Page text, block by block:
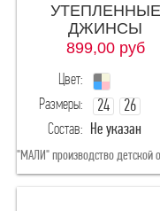
28(рост92)
Рост
62
92
УТЕПЛЕННЫЕ
ДЖИНСЫ
899,00руб
Цвет:
Размеры:
24
26
28
Состав: Не указан
"МАЛИ" производство